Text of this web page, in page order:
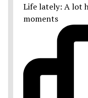
Life lately: A lot
moments